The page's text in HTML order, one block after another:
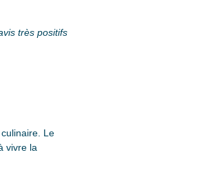
très positifs
Le
vivre la